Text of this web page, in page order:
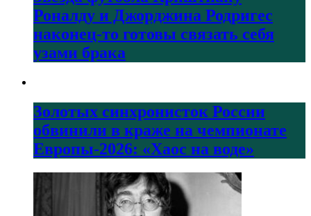
Роналду и Джорджина Родригес
наконец-то готовы связать себя
узами брака
Золотых синхронисток России
обвинили в краже на чемпионате
Европы-2026: «Хаос на воде»